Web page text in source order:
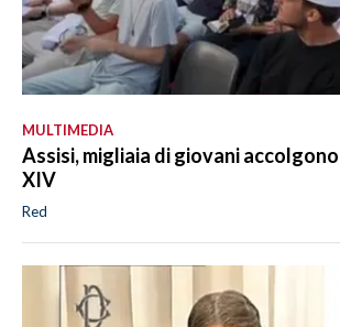
MULTIMEDIA
Assisi, migliaia di giovani
XIV
Red